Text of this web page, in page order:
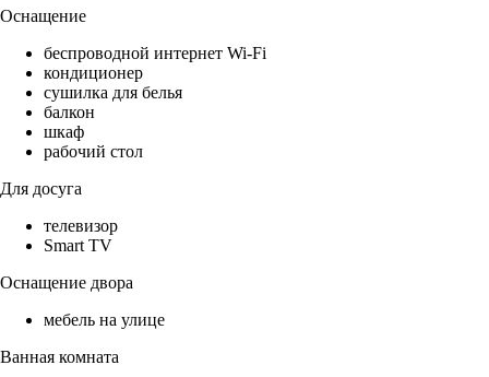
Оснащение
беспроводной интернет Wi-Fi
кондиционер
сушилка для белья
балкон
шкаф
рабочий стол
Для досуга
телевизор
Smart TV
Оснащение двора
мебель на улице
Ванная комната